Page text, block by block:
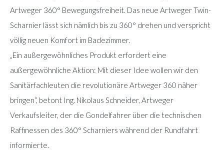
Artweger 360° Bewegungsfreiheit. Das neue Artweger Twin-
Scharnier lässt sich nämlich bis zu 360° drehen und verspricht
völlig neuen Komfort im Badezimmer.
„Ein außergewöhnliches Produkt erfordert eine
außergewöhnliche Aktion: Mit dieser Idee wollen wir den
Sanitärfachleuten die revolutionäre Artweger 360 näher
bringen“, betont Ing. Nikolaus Schneider, Artweger
Verkaufsleiter, der die Gondelfahrer über die technischen
Raffinessen des 360° Scharniers während der Rundfahrt
informierte.